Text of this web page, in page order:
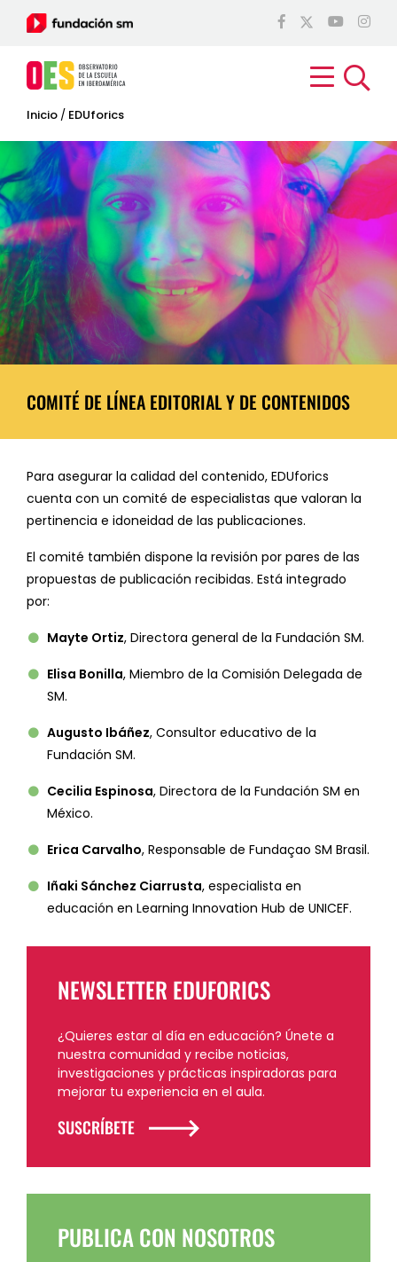
Inicio / EDUforics
COMITÉ DE LÍNEA EDITORIAL Y DE CONTENIDOS
Para asegurar la calidad del contenido, EDUforics
cuenta con un comité de especialistas que valoran la
pertinencia e idoneidad de las publicaciones.
El comité también dispone la revisión por pares de las
propuestas de publicación recibidas. Está integrado
por:
Mayte Ortiz, Directora general de la Fundación SM.
Elisa Bonilla, Miembro de la Comisión Delegada de
SM.
Augusto Ibáñez, Consultor educativo de la
Fundación SM.
Cecilia Espinosa, Directora de la Fundación SM en
México.
Erica Carvalho, Responsable de Fundaçao SM Brasil.
Iñaki Sánchez Ciarrusta, especialista en
educación en Learning Innovation Hub de UNICEF.
NEWSLETTER EDUFORICS
¿Quieres estar al día en educación? Únete a
nuestra comunidad y recibe noticias,
investigaciones y prácticas inspiradoras para
mejorar tu experiencia en el aula.
SUSCRÍBETE
PUBLICA CON NOSOTROS